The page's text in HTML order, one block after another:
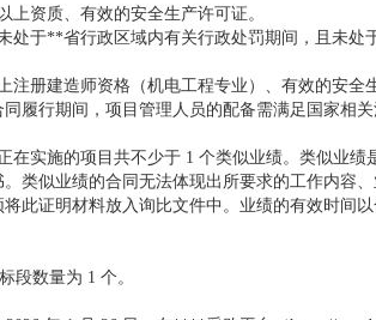
上资质、有效的安全生产许可证。
处于**省行政区域内有关行政处罚期间，且未处
注册建造师资格（机电工程专业）、有效的安
履行期间，项目管理人员的配备需满足国家相
在实施的项目共不少于 1 个类似业绩。类似业
类似业绩的合同无法体现出所要求的工作内容
此证明材料放入询比文件中。业绩的有效时间以
段数量为 1 个。